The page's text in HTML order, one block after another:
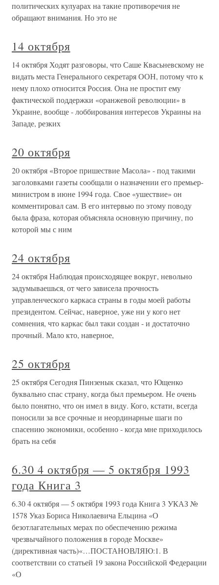
политических кулуарах на такие противоречия не
обращают внимания. Но это не
14 октября
14 октября Ходят разговоры, что Саше Квасьневскому не
видать места Генерального секретаря ООН, потому что к
нему плохо относится Россия. Она не простит ему
фактической поддержки «оранжевой революции» в
Украине, вообще - лоббирования интересов Украины на
Западе, резких
20 октября
20 октября «Второе пришествие Масола» - под такими
заголовками газеты сообщали о назначении его премьер-
министром в июне 1994 года. Свое «ушествие» он
комментировал сам. В его интервью по этому поводу
была фраза, которая объясняла основную причину, по
которой мы с ним
24 октября
24 октября Наблюдая происходящее вокруг, невольно
задумываешься, от чего зависела прочность
управленческого каркаса страны в годы моей работы
президентом. Сейчас, наверное, уже ни у кого нет
сомнения, что каркас был таки создан - и достаточно
прочный. Мало кто, наверное,
25 октября
25 октября Сегодня Пинзенык сказал, что Ющенко
буквально спас страну, когда был премьером. Не очень
было понятно, что он имел в виду. Кого, кстати, всегда
поносили за все срочные и неординарные шаги по
спасению экономики, особенно - когда мне приходилось
брать на себя
6.30 4 октября — 5 октября 1993
года Книга 3
6.30 4 октября — 5 октября 1993 года Книга 3 УКАЗ №
1578 Указ Бориса Николаевича Ельцина «О
безотлагательных мерах по обеспечению режима
чрезвычайного положения в городе Москве»
(директивная часть)«…ПОСТАНОВЛЯЮ:1. В
соответствии со статьей 19 закона Российской Федерации
«О